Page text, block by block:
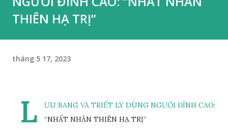
THIÊN HẠ TRỊ”
tháng 5 17, 2023
L
ƯU BANG VÀ TRIẾT LÝ DÙNG NGƯỜI ĐỈNH CAO:
“NHẤT NHÂN THIÊN HẠ TRỊ”